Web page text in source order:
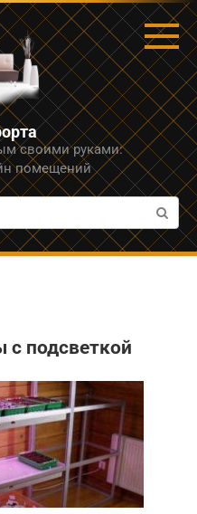
своими руками:
помещений
с подсветкой